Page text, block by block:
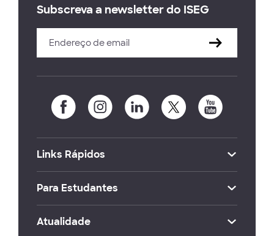
Subscreva a newsletter do ISEG
Links Rápidos
Para Estudantes
Atualidade